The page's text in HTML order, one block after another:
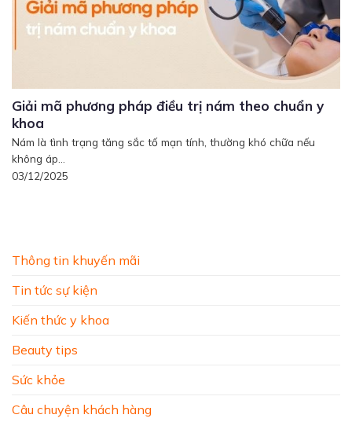
Thông tin khuyến mãi
Tin tức sự kiện
Kiến thức y khoa
Beauty tips
Sức khỏe
Câu chuyện khách hàng
Giải mã phương pháp điều trị nám theo chuẩn y
khoa
Nám là tình trạng tăng sắc tố mạn tính, thường khó chữa nếu
không áp...
03/12/2025